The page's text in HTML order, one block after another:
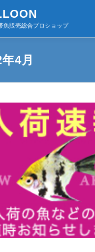
魚販売総合プロショップ
入荷速報
4月